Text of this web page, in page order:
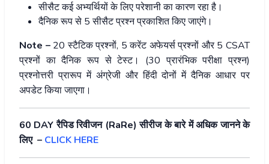
सीसैट कई अभ्यर्थियों के लिए परेशानी का कारण रहा है।
दैनिक रूप से 5 सीसैट प्रश्न प्रकाशित किए जाएंगे।
Note –20 स्टैटिक प्रश्नों, 5 करेंट अफेयर्स प्रश्नों और 5 CSAT
प्रश्नों का दैनिक रूप से टेस्ट। (30 प्रारंभिक परीक्षा प्रश्न)
प्रश्नोत्तरी प्रारूप में अंग्रेजी और हिंदी दोनों में दैनिक आधार पर
अपडेट किया जाएगा।
60 DAY रैपिड रिवीजन (RaRe) सीरीज के बारे में अधिक जानने के
लिए – CLICK HERE